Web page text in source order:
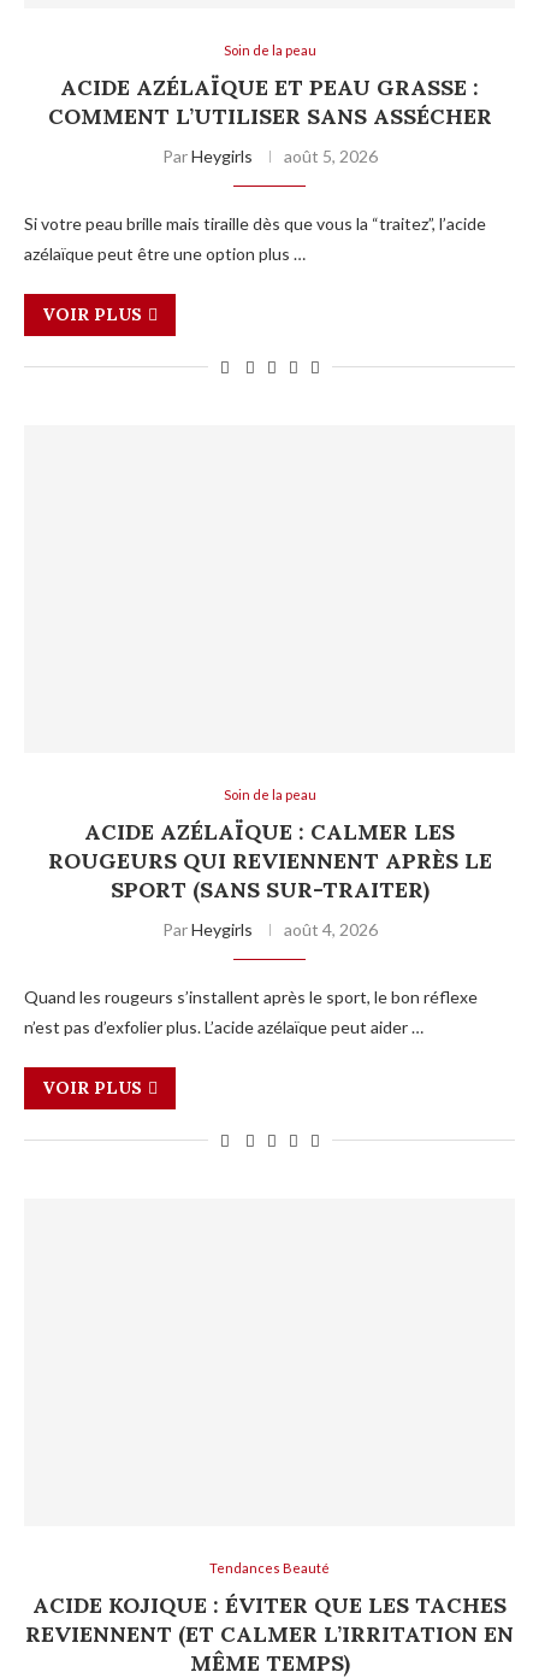
Soin de la peau
ACIDE AZÉLAÏQUE ET PEAU GRASSE :
COMMENT L’UTILISER SANS ASSÉCHER
ParHeygirls août 5, 2026
Si votre peau brille mais tiraille dès que vous la “traitez”, l’acide
azélaïque peut être une option plus …
VOIR PLUS
Soin de la peau
ACIDE AZÉLAÏQUE : CALMER LES
ROUGEURS QUI REVIENNENT APRÈS LE
SPORT (SANS SUR-TRAITER)
ParHeygirls août 4, 2026
Quand les rougeurs s’installent après le sport, le bon réflexe
n’est pas d’exfolier plus. L’acide azélaïque peut aider …
VOIR PLUS
Tendances Beauté
ACIDE KOJIQUE : ÉVITER QUE LES TACHES
REVIENNENT (ET CALMER L’IRRITATION EN
MÊME TEMPS)